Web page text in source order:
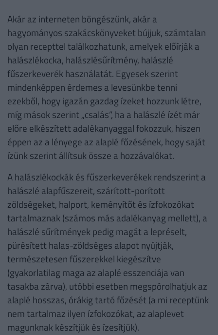
Akár az interneten böngészünk, akár a
hagyományos szakácskönyveket bújjuk, számtalan
olyan recepttel találkozhatunk, amelyek előírják a
halászlékocka, halászlésűrítmény, halászlé
fűszerkeverék használatát. Egyesek szerint
mindenképpen érdemes a levesünkbe tenni
ezekből, hogy igazán gazdag ízeket hozzunk létre,
míg mások szerint „csalás”, ha a halászlé ízét már
előre elkészített adalékanyaggal fokozzuk, hiszen
éppen az a lényege az alaplé főzésének, hogy saját
ízünk szerint állítsuk össze a hozzávalókat.
A halászlékockák és fűszerkeverékek rendszerint a
halászlé alapfűszereit, szárított-porított
zöldségeket, halport, keményítőt és ízfokozókat
tartalmaznak (számos más adalékanyag mellett), a
halászlé sűrítmények pedig magát a lepréselt,
pürésített halas-zöldséges alapot nyújtják,
természetesen fűszerekkel kiegészítve
(gyakorlatilag maga az alaplé esszenciája van
tasakba zárva), utóbbi esetben megspórolhatjuk az
alaplé hosszas, órákig tartó főzését (a mi receptünk
nem tartalmaz ilyen ízfokozókat, az alaplevet
magunknak készítjük és ízesítjük).